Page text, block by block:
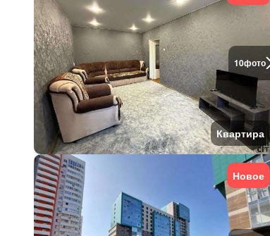
10фото
Квартира
Новое